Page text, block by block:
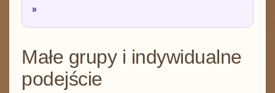
»
Małe grupy i indywidualne
podejście